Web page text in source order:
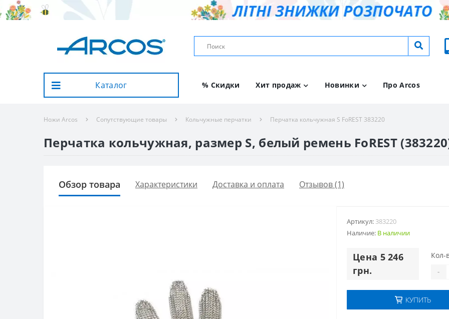
Каталог % Скидки Хит продаж Новинки Про Arcos
Ножи Arcos Сопутствующие товары Кольчужные перчатки Перчатка кольчужная S FoREST 383220
Перчатка кольчужная, размер S, белый ремень FoREST
Обзор товара Характеристики Доставка и оплата Отзывов (1)
Артикул: 383220
Наличие: В наличии
Цена 5 246
грн.
Кол-
-
КУПИТЬ